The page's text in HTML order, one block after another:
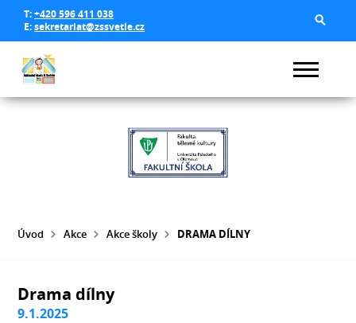
T:+420 596 411 038
E:sekretariat@zssvetle.cz
Úvod Akce Akce školy DRAMA DÍLNY
Drama dílny
9.1.2025